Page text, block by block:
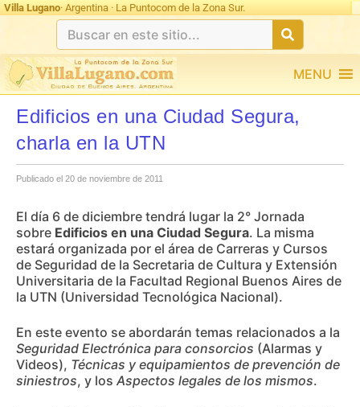
Villa Lugano· Argentina · La Puntocom de la Zona Sur.
MENU
Edificios en una Ciudad Segura,
charla en la UTN
Publicado el 20 de noviembre de 2011
El día 6 de diciembre tendrá lugar la 2° Jornada
sobre Edificios en una Ciudad Segura. La misma
estará organizada por el área de Carreras y Cursos
de Seguridad de la Secretaria de Cultura y Extensión
Universitaria de la Facultad Regional Buenos Aires de
la UTN (Universidad Tecnológica Nacional).
En este evento se abordarán temas relacionados a la
Seguridad Electrónica para consorcios (Alarmas y
Videos), Técnicas y equipamientos de prevención de
siniestros, y los Aspectos legales de los mismos.